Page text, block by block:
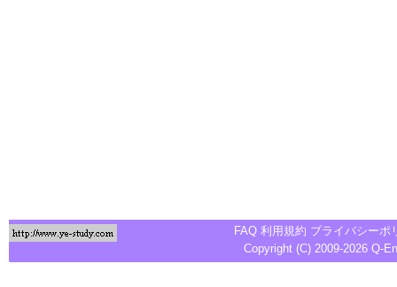
FAQ 利用規約 プライバシーポ
Copyright (C) 2009-2026 Q-